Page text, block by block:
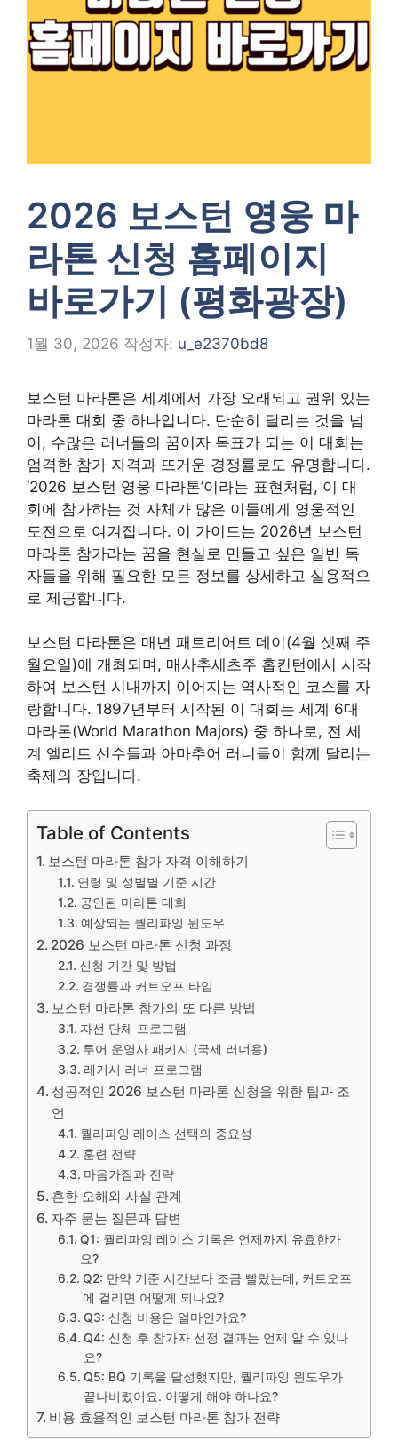
2026 보스턴 영웅 마
라톤 신청 홈페이지
바로가기 (평화광장)
1월 30, 2026 작성자: u_e2370bd8
보스턴 마라톤은 세계에서 가장 오래되고 권위 있는
마라톤 대회 중 하나입니다. 단순히 달리는 것을 넘
어, 수많은 러너들의 꿈이자 목표가 되는 이 대회는
엄격한 참가 자격과 뜨거운 경쟁률로도 유명합니다.
‘2026 보스턴 영웅 마라톤’이라는 표현처럼, 이 대
회에 참가하는 것 자체가 많은 이들에게 영웅적인
도전으로 여겨집니다. 이 가이드는 2026년 보스턴
마라톤 참가라는 꿈을 현실로 만들고 싶은 일반 독
자들을 위해 필요한 모든 정보를 상세하고 실용적으
로 제공합니다.
보스턴 마라톤은 매년 패트리어트 데이(4월 셋째 주
월요일)에 개최되며, 매사추세츠주 홉킨턴에서 시작
하여 보스턴 시내까지 이어지는 역사적인 코스를 자
랑합니다. 1897년부터 시작된 이 대회는 세계 6대
마라톤(World Marathon Majors) 중 하나로, 전 세
계 엘리트 선수들과 아마추어 러너들이 함께 달리는
축제의 장입니다.
Table of Contents
보스턴 마라톤 참가 자격 이해하기
연령 및 성별별 기준 시간
공인된 마라톤 대회
예상되는 퀄리파잉 윈도우
2026 보스턴 마라톤 신청 과정
신청 기간 및 방법
경쟁률과 커트오프 타임
보스턴 마라톤 참가의 또 다른 방법
자선 단체 프로그램
투어 운영사 패키지 (국제 러너용)
레거시 러너 프로그램
성공적인 2026 보스턴 마라톤 신청을 위한 팁과 조
언
퀄리파잉 레이스 선택의 중요성
훈련 전략
마음가짐과 전략
흔한 오해와 사실 관계
자주 묻는 질문과 답변
Q1: 퀄리파잉 레이스 기록은 언제까지 유효한가
요?
Q2: 만약 기준 시간보다 조금 빨랐는데, 커트오프
에 걸리면 어떻게 되나요?
Q3: 신청 비용은 얼마인가요?
Q4: 신청 후 참가자 선정 결과는 언제 알 수 있나
요?
Q5: BQ 기록을 달성했지만, 퀄리파잉 윈도우가
끝나버렸어요. 어떻게 해야 하나요?
비용 효율적인 보스턴 마라톤 참가 전략